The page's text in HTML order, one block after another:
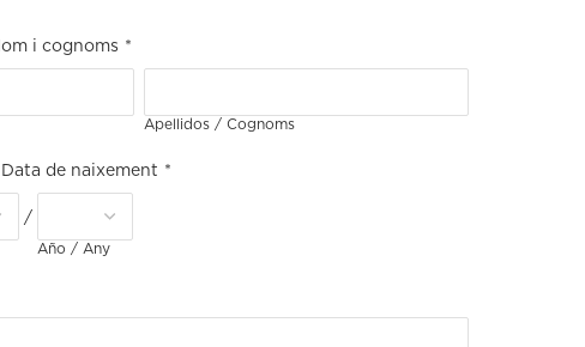
i cognoms *
Apellidos / Cognoms
de naixement *
/
Año / Any